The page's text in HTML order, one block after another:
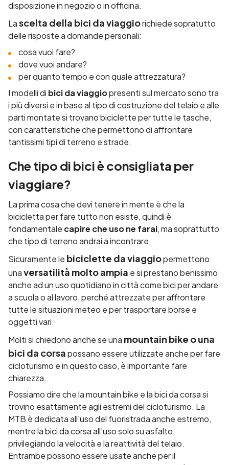
disposizione in negozio o in officina.
Lascelta della bici da viaggiorichiede sopratutto
delle risposte a domande personali:
cosa vuoi fare?
dove vuoi andare?
per quanto tempo e con quale attrezzatura?
I modelli di bici da viaggiopresenti sul mercato sono tra
i più diversi e in base al tipo di costruzione del telaio e alle
parti montate si trovano biciclette per tutte le tasche,
con caratteristiche che permettono di affrontare
tantissimi tipi di terreno e strade.
Che tipo di bici è consigliata per
viaggiare?
La prima cosa che devi tenere in mente è che la
bicicletta per fare tutto non esiste, quindi è
fondamentale capire che uso ne farai, ma soprattutto
che tipo di terreno andrai a incontrare.
Sicuramente le biciclette da viaggiopermettono
unaversatilità molto ampia e si prestano benissimo
anche ad un uso quotidiano in città come bici per andare
a scuola o al lavoro, perché attrezzate per affrontare
tutte le situazioni meteo e per trasportare borse e
oggetti vari.
Molti si chiedono anche se una mountain bike o una
bici da corsapossano essere utilizzate anche per fare
cicloturismo e in questo caso, è importante fare
chiarezza.
Possiamo dire che lamountain bike e labici da corsasi
trovino esattamente agli estremi del cicloturismo. La
MTB è dedicata all'uso del fuoristrada anche estremo,
mentre la bici da corsa all'uso solo su asfalto,
privilegiando la velocità e la reattività del telaio.
Entrambe possono essere usate anche per il